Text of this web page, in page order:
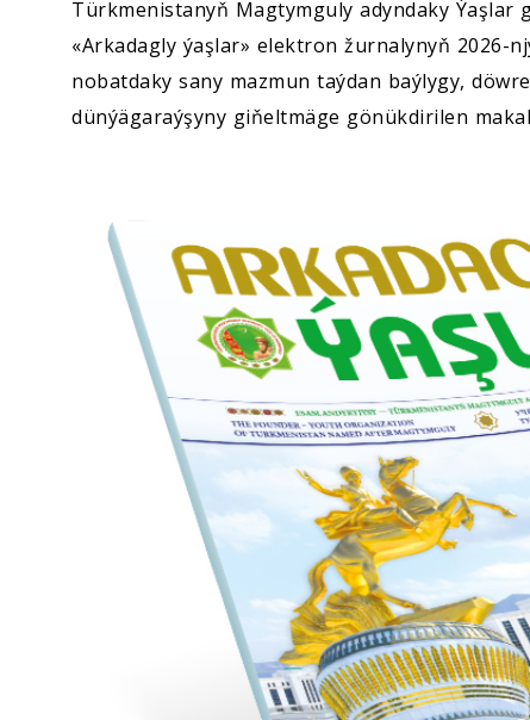
Türkmenistanyň Magtymguly adyndaky Ýaşlar
«Arkadagly ýaşlar» elektron žurnalynyň 2026-
nobatdaky sany mazmun taýdan baýlygy,
dünýägaraýşyny giňeltmäge gönükdirilen